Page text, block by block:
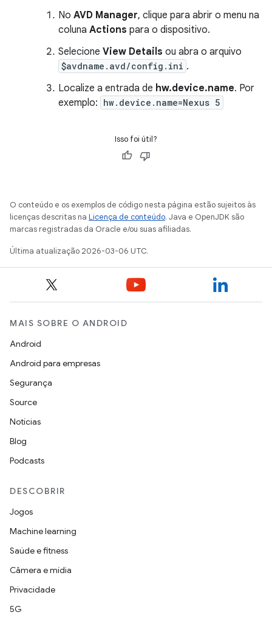
No AVD Manager, clique para abrir o menu na
coluna Actions para o dispositivo.
Selecione View Details ou abra o arquivo
$avdname.avd/config.ini .
Localize a entrada de hw.device.name. Por
exemplo: hw.device.name=Nexus 5
Isso foi útil?
O conteúdo e os exemplos de código nesta página estão sujeitos às
licenças descritas na Licença de conteúdo. Java e OpenJDK são
marcas registradas da Oracle e/ou suas afiliadas.
Última atualização 2026-03-06 UTC.
MAIS SOBRE O ANDROID
Android
Android para empresas
Segurança
Source
Notícias
Blog
Podcasts
DESCOBRIR
Jogos
Machine learning
Saúde e fitness
Câmera e mídia
Privacidade
5G